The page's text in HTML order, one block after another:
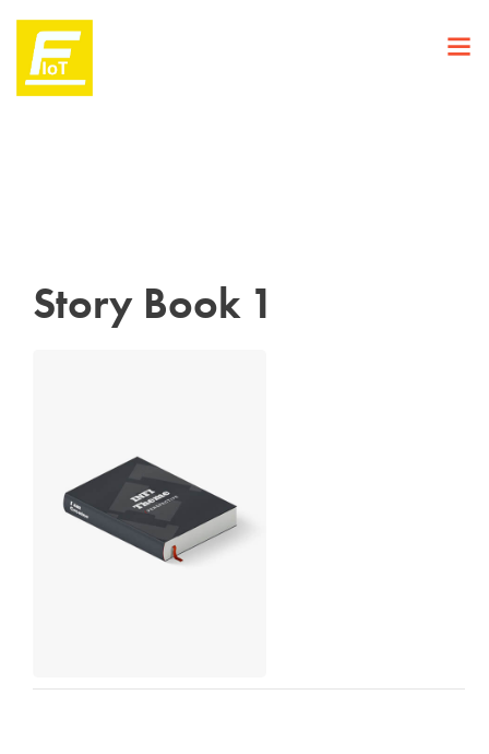
Story Book 1